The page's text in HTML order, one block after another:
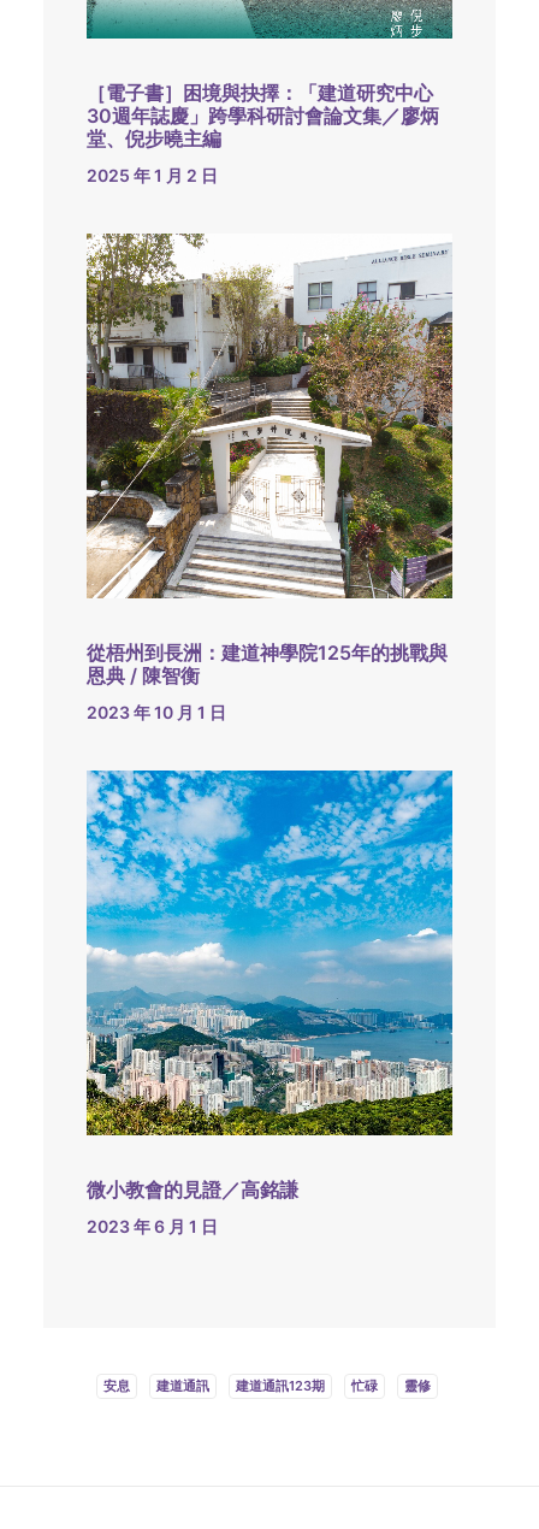
［電子書］困境與抉擇：「建道研究中心
30週年誌慶」跨學科研討會論文集／廖炳
堂、倪步曉主編
2025 年 1 月 2 日
從梧州到長洲：建道神學院125年的挑戰與
恩典 / 陳智衡
2023 年 10 月 1 日
微小教會的見證／高銘謙
2023 年 6 月 1 日
安息 建道通訊 建道通訊123期 忙碌 靈修